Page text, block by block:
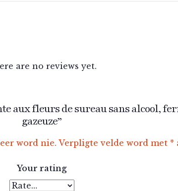
are no reviews yet.
aux fleurs de sureau sans alcool,
gazeuze”
word nie. Verpligte velde word met *
Your rating